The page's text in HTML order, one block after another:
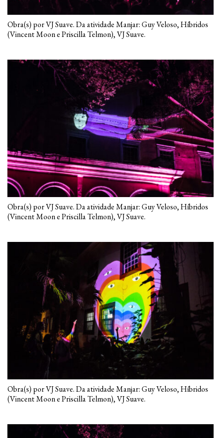
Obra(s) por VJ Suave. Da atividade Manjar: Guy Veloso, Híbridos
(Vincent Moon e Priscilla Telmon), VJ Suave.
Obra(s) por VJ Suave. Da atividade Manjar: Guy Veloso, Híbridos
(Vincent Moon e Priscilla Telmon), VJ Suave.
Obra(s) por VJ Suave. Da atividade Manjar: Guy Veloso, Híbridos
(Vincent Moon e Priscilla Telmon), VJ Suave.